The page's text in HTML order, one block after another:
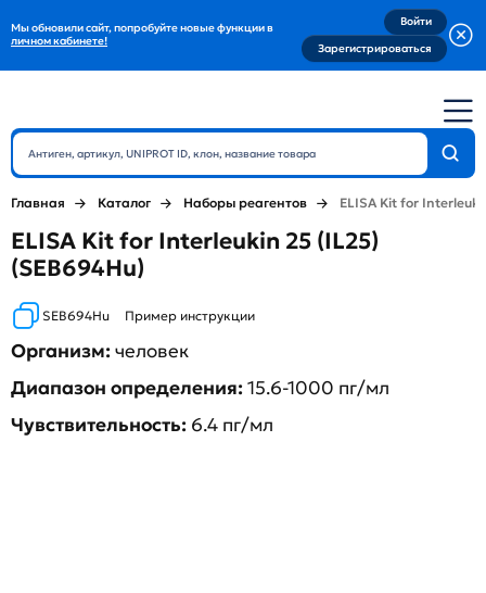
Мы обновили сайт, попробуйте новые функции в
личном кабинете!
Войти
Зарегистрироваться
Главная Каталог Наборы реагентов ELISA Kit for
ELISA Kit for Interleukin 25 (IL25)
(SEB694Hu)
SEB694Hu Пример инструкции
Организм:человек
Диапазон определения:15.6-1000 пг/мл
Чувствительность: 6.4 пг/мл